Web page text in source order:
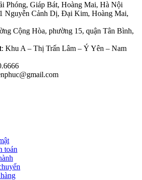
Phóng, Giáp Bát, Hoàng Mai, Hà Nội​
Nguyễn Cảnh Dị, Đại Kim, Hoàng Mai,
Cộng Hòa, phường 15, quận Tân Bình,
: Khu A – Thị Trấn Lâm – Ý Yên – Nam
toán